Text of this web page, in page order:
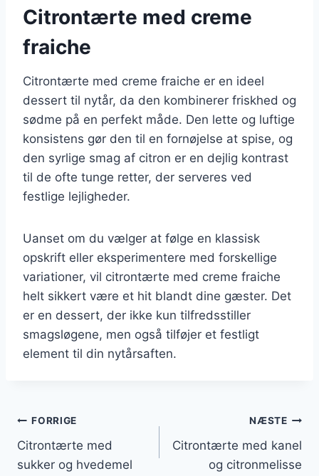
Citrontærte med creme
fraiche
Citrontærte med creme fraiche er en ideel
dessert til nytår, da den kombinerer friskhed og
sødme på en perfekt måde. Den lette og luftige
konsistens gør den til en fornøjelse at spise, og
den syrlige smag af citron er en dejlig kontrast
til de ofte tunge retter, der serveres ved
festlige lejligheder.
Uanset om du vælger at følge en klassisk
opskrift eller eksperimentere med forskellige
variationer, vil citrontærte med creme fraiche
helt sikkert være et hit blandt dine gæster. Det
er en dessert, der ikke kun tilfredsstiller
smagsløgene, men også tilføjer et festligt
element til din nytårsaften.
Indlægsnavigation
FORRIGE
Citrontærte med
sukker og hvedemel
NÆSTE
Citrontærte med kanel
og citronmelisse